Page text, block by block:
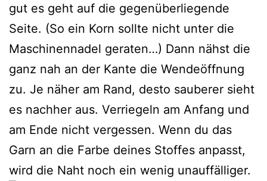
gut es geht auf die gegenüberliegende
Seite. (So ein Korn sollte nicht unter die
Maschinennadel geraten…) Dann nähst die
ganz nah an der Kante die Wendeöffnung
zu. Je näher am Rand, desto sauberer sieht
es nachher aus. Verriegeln am Anfang und
am Ende nicht vergessen. Wenn du das
Garn an die Farbe deines Stoffes anpasst,
wird die Naht noch ein wenig unauffälliger.